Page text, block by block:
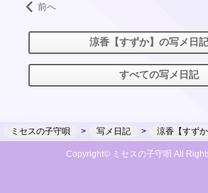
前へ
涼香【すずか】の写メ日
すべての写メ日記
ミセスの子守唄 写メ日記 涼香【すず
Copyright© ミセスの子守唄 All